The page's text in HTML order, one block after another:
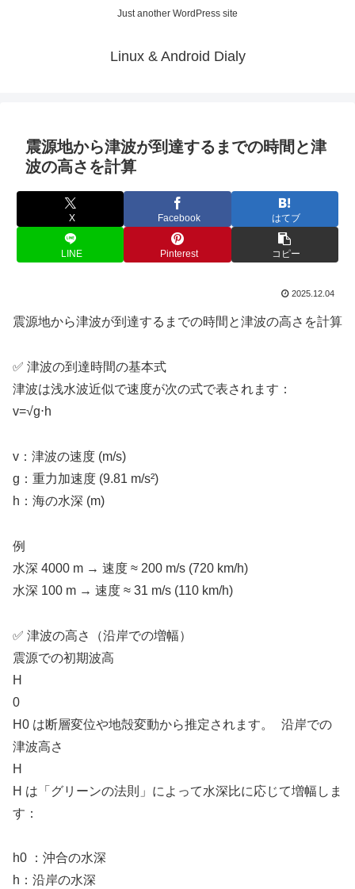
Just another WordPress site
Linux & Android Dialy
震源地から津波が到達するまでの時間と津
波の高さを計算
X Facebook はてブ
LINE Pinterest コピー
2025.12.04
震源地から津波が到達するまでの時間と津波の高さを計算
✅ 津波の到達時間の基本式
津波は浅水波近似で速度が次の式で表されます：
v=√g⋅h
v：津波の速度 (m/s)
g：重力加速度 (9.81 m/s²)
h：海の水深 (m)
例
水深 4000 m → 速度 ≈ 200 m/s (720 km/h)
水深 100 m → 速度 ≈ 31 m/s (110 km/h)
✅ 津波の高さ（沿岸での増幅）
震源での初期波高
H
0
H0 は断層変位や地殻変動から推定されます。 沿岸での
津波高さ
H
H は「グリーンの法則」によって水深比に応じて増幅しま
す：
h0 ：沖合の水深
h：沿岸の水深